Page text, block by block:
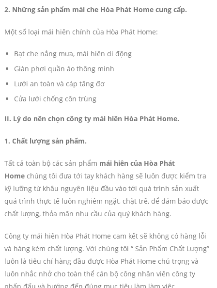
2. Những sản phẩm mái che Hòa Phát Home cung cấp.
Một số loại mái hiên chính của Hòa Phát Home:
Bạt che nắng mưa, mái hiên di động
Giàn phơi quần áo thông minh
Lưới an toàn và cáp tăng đơ
Cửa lưới chống côn trùng
II. Lý do nên chọn công ty mái hiên Hòa Phát Home.
1. Chất lượng sản phẩm.
Tất cả toàn bộ các sản phẩm mái hiên của Hòa Phát
Home chúng tôi đưa tới tay khách hàng sẽ luôn được kiểm tra
kỹ lưỡng từ khâu nguyên liệu đầu vào tới quá trình sản xuất
quá trình thực tế luôn nghiêm ngặt, chặt trẽ, để đảm bảo được
chất lượng, thỏa mãn nhu cầu của quý khách hàng.
Công ty mái hiên Hòa Phát Home cam kết sẽ không có hàng lỗi
và hàng kém chất lượng. Với chúng tôi “ Sản Phẩm Chất Lượng”
luôn là tiêu chí hàng đầu được Hòa Phát Home chú trọng và
luôn nhắc nhở cho toàn thể cán bộ công nhân viên công ty